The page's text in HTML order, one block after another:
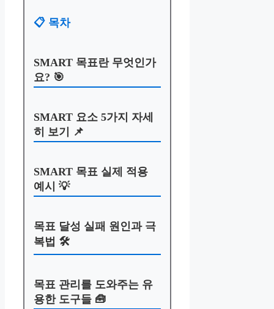
📋 목차
SMART 목표란 무엇인가
요? 🎯
SMART 요소 5가지 자세
히 보기 📌
SMART 목표 실제 적용
예시 💡
목표 달성 실패 원인과 극
복법 🛠️
목표 관리를 도와주는 유
용한 도구들 🧰